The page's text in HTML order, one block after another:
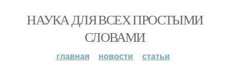
НАУКА ДЛЯ ВСЕХ ПРОСТЫМИ
СЛОВАМИ
главная новости статьи